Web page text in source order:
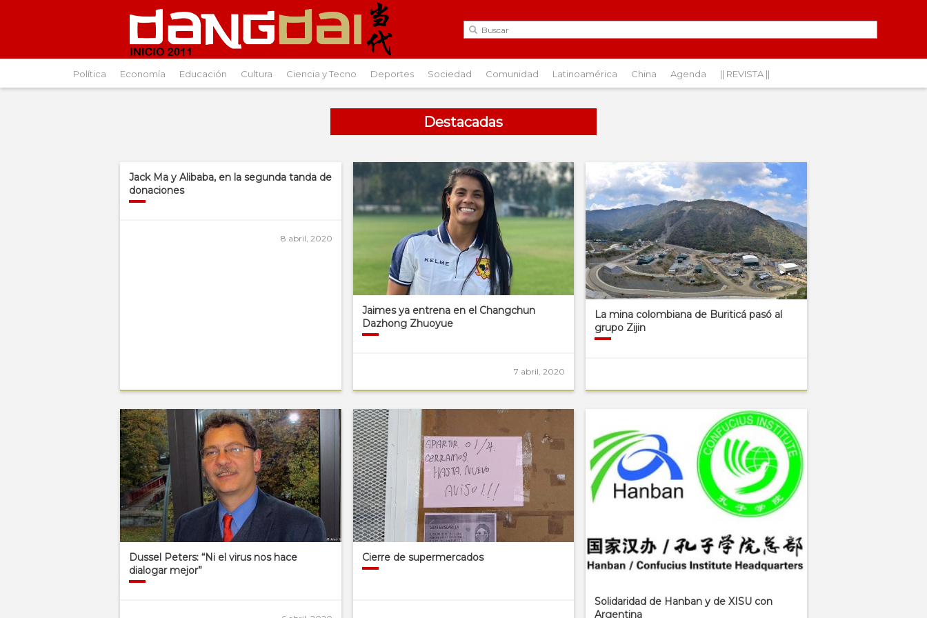
Política Economía Educación Cultura Ciencia y Tecno Deportes Sociedad Comunidad Latinoamérica China Agenda || REVISTA ||
Destacadas
Jack Ma y Alibaba, en la segunda tanda de
donaciones
8 abril, 2020
Jaimes ya entrena en el Changchun
Dazhong Zhuoyue
7 abril, 2020
La mina colombiana de Buriticá pasó al
grupo Zijin
Dussel Peters: “Ni el virus nos hace
dialogar mejor”
Cierre de supermercados
Solidaridad de Hanban y de XISU con
Argentina